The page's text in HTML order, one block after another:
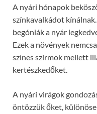
A nyári hónapok
színkavalkádot
begóniák a nyár
Ezek a növények
színes szirmok mellett
kertészkedőket.
A nyári virágok
öntözzük őket,